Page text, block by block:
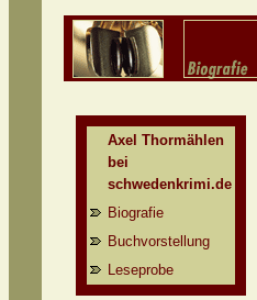
Axel Thormählen
bei
schwedenkrimi.de
Biografie
Buchvorstellung
Leseprobe